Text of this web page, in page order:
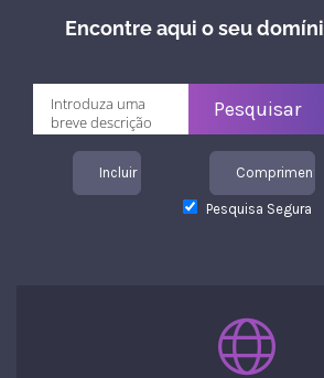
Encontre aqui o seu
Incluir TLDs
Pesquisa Segura